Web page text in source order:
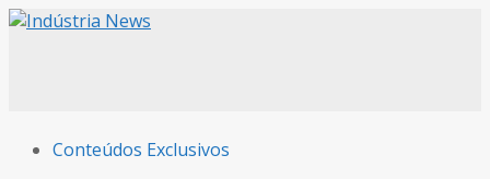
Conteúdos Exclusivos